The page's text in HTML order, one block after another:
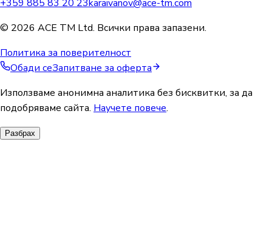
+359 885 83 20 23karaivanov@ace-tm.com
© 2026 ACE TM Ltd. Всички права запазени.
Политика за поверителност
Обади сеЗапитване за оферта
Използваме анонимна аналитика без бисквитки, за да
подобряваме сайта. Научете повече.
Разбрах